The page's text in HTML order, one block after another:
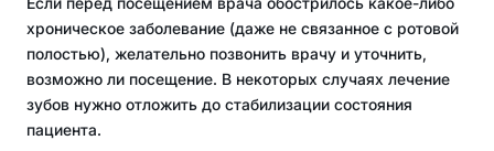
хроническое заболевание (даже не связанное с ротовой
полостью), желательно позвонить врачу и уточнить,
возможно ли посещение. В некоторых случаях лечение
зубов нужно отложить до стабилизации состояния
пациента.